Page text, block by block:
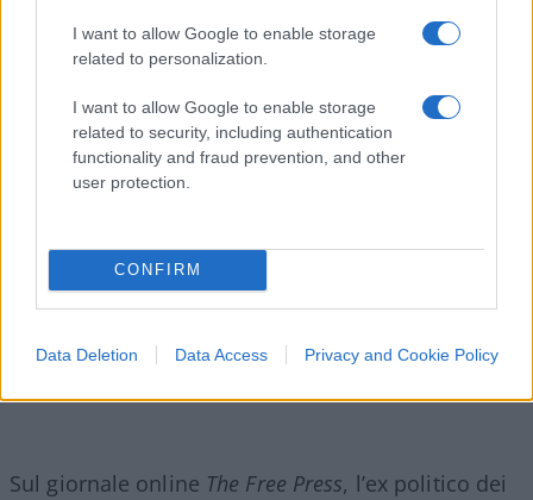
I want to allow Google to enable storage
related to personalization.
I want to allow Google to enable storage
related to security, including authentication
functionality and fraud prevention, and other
user protection.
CONFIRM
Data Deletion Data Access Privacy and Cookie Policy
punterebbero alla
rivoluzione comunista. Lo dicono e lo scrivono
Sul giornale online The Free Press, l’ex politico dei